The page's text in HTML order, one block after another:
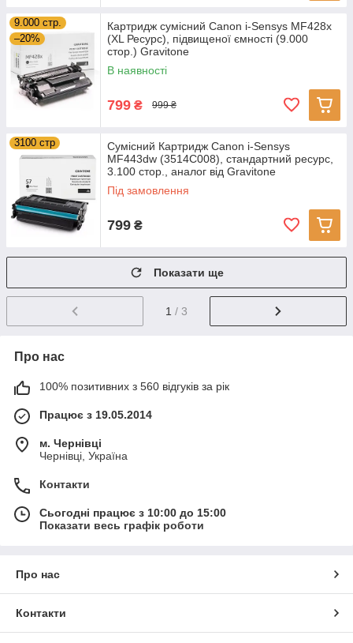
9.000 стр.
–20%
Картридж сумісний Canon i-Sensys MF428x
(XL Ресурс), підвищеної ємності (9.000
стор.) Gravitone
В наявності
799 ₴ 999 ₴
3100 стр
Сумісний Картридж Canon i-Sensys
MF443dw (3514C008), стандартний ресурс,
3.100 стор., аналог від Gravitone
Під замовлення
799 ₴
Показати ще
1 / 3
Про нас
100% позитивних з 560 відгуків за рік
Працює з 19.05.2014
м. Чернівці
Чернівці, Україна
Контакти
Сьогодні працює з 10:00 до 15:00
Показати весь графік роботи
Про нас
Контакти